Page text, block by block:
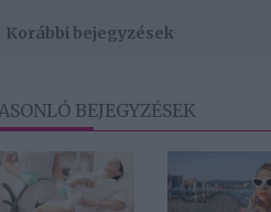
Korábbi bejegyzések
BEJEGYZÉSEK